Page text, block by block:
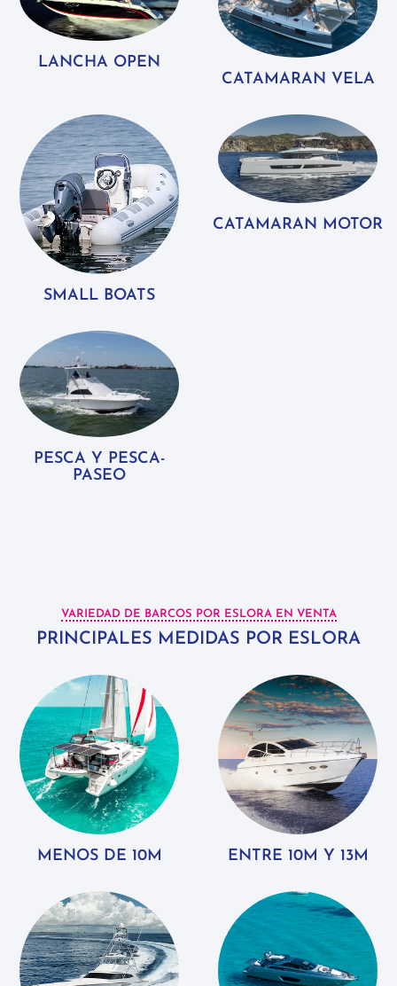
LANCHA OPEN
CATAMARAN VELA
SMALL BOATS
CATAMARAN MOTOR
PESCA Y PESCA-
PASEO
VARIEDAD DE BARCOS POR ESLORA EN VENTA
PRINCIPALES MEDIDAS POR ESLORA
MENOS DE 10M ENTRE 10M Y 13M